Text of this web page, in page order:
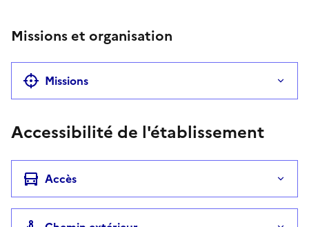
Missions et organisation
Missions
Accessibilité de l'établissement
Accès